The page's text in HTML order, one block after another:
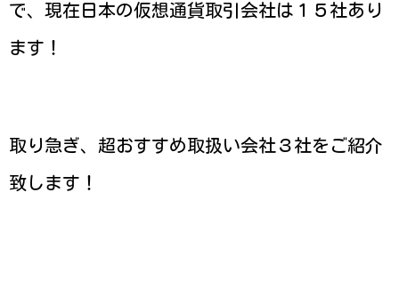
で、 現在日本の仮想通貨取引会社は１５社あり
ます！
取り急ぎ、超おすすめ取扱い会社３社をご紹介
致します！